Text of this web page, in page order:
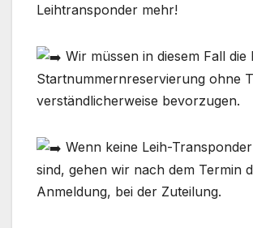
Leihtransponder mehr!
Wir müssen in diesem Fall die
Startnummernreservierung ohne
verständlicherweise bevorzugen.
Wenn keine Leih-
sind, gehen wir nach dem Termin
Anmeldung, bei der Zuteilung.